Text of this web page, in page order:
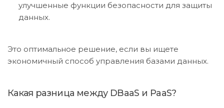
улучшенные функции безопасности для защиты
данных.
Это оптимальное решение, если вы ищете
экономичный способ управления базами данных.
Какая разница между DBaaS и PaaS?